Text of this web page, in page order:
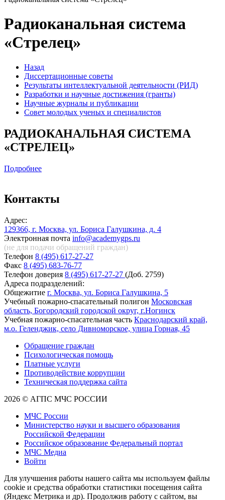
Радиоканальная система
«Стрелец»
Назад
Диссертационные советы
Результаты интеллектуальной деятельности (РИД)
Разработки и научные достижения (гранты)
Научные журналы и публикации
Совет молодых ученых и специалистов
РАДИОКАНАЛЬНАЯ СИСТЕМА
«СТРЕЛЕЦ»
Подробнее
Контакты
Адрес:
129366, г. Москва, ул. Бориса Галушкина, д. 4
Электронная почта info@academygps.ru
(не для подачи обращений граждан)
Телефон 8 (495) 617-27-27
Факс 8 (495) 683-76-77
Телефон доверия 8 (495) 617-27-27 (Доб. 2759)
Адреса подразделений:
Общежитие г. Москва, ул. Бориса Галушкина, 5
Учебный пожарно-спасательный полигон Московская
область, Богородский городской округ, г.Ногинск
Учебная пожарно-спасательная часть Краснодарский край,
м.о. Геленджик, село Дивноморское, улица Горная, 45
Обращение граждан
Психологическая помощь
Платные услуги
Противодействие коррупции
Техническая поддержка сайта
2026 © АГПС МЧС РОССИИ
МЧС России
Министерство науки и высшего образования
Российской Федерации
Российское образование Федеральный портал
МЧС Медиа
Войти
Для улучшения работы нашего сайта мы используем файлы
cookie и средства обработки статистики посещения сайта
(Яндекс Метрика и др). Продолжив работу с сайтом, вы